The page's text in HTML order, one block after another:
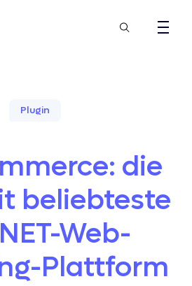
Plugin
die
beliebteste
Web-
Plattform